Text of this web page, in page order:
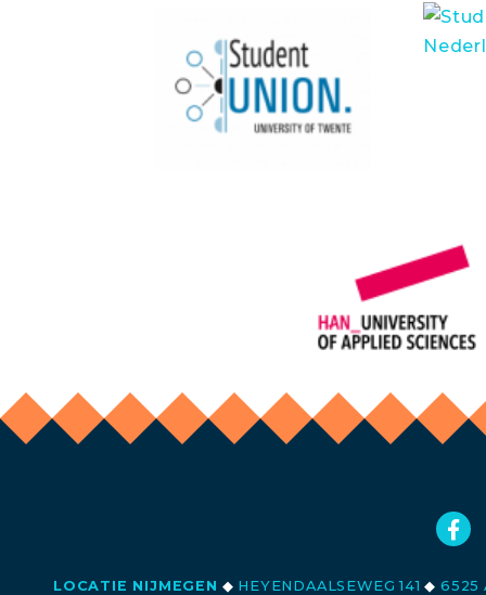
LOCATIE NIJMEGEN ◆ HEYENDAALSEWEG 141◆ 6525